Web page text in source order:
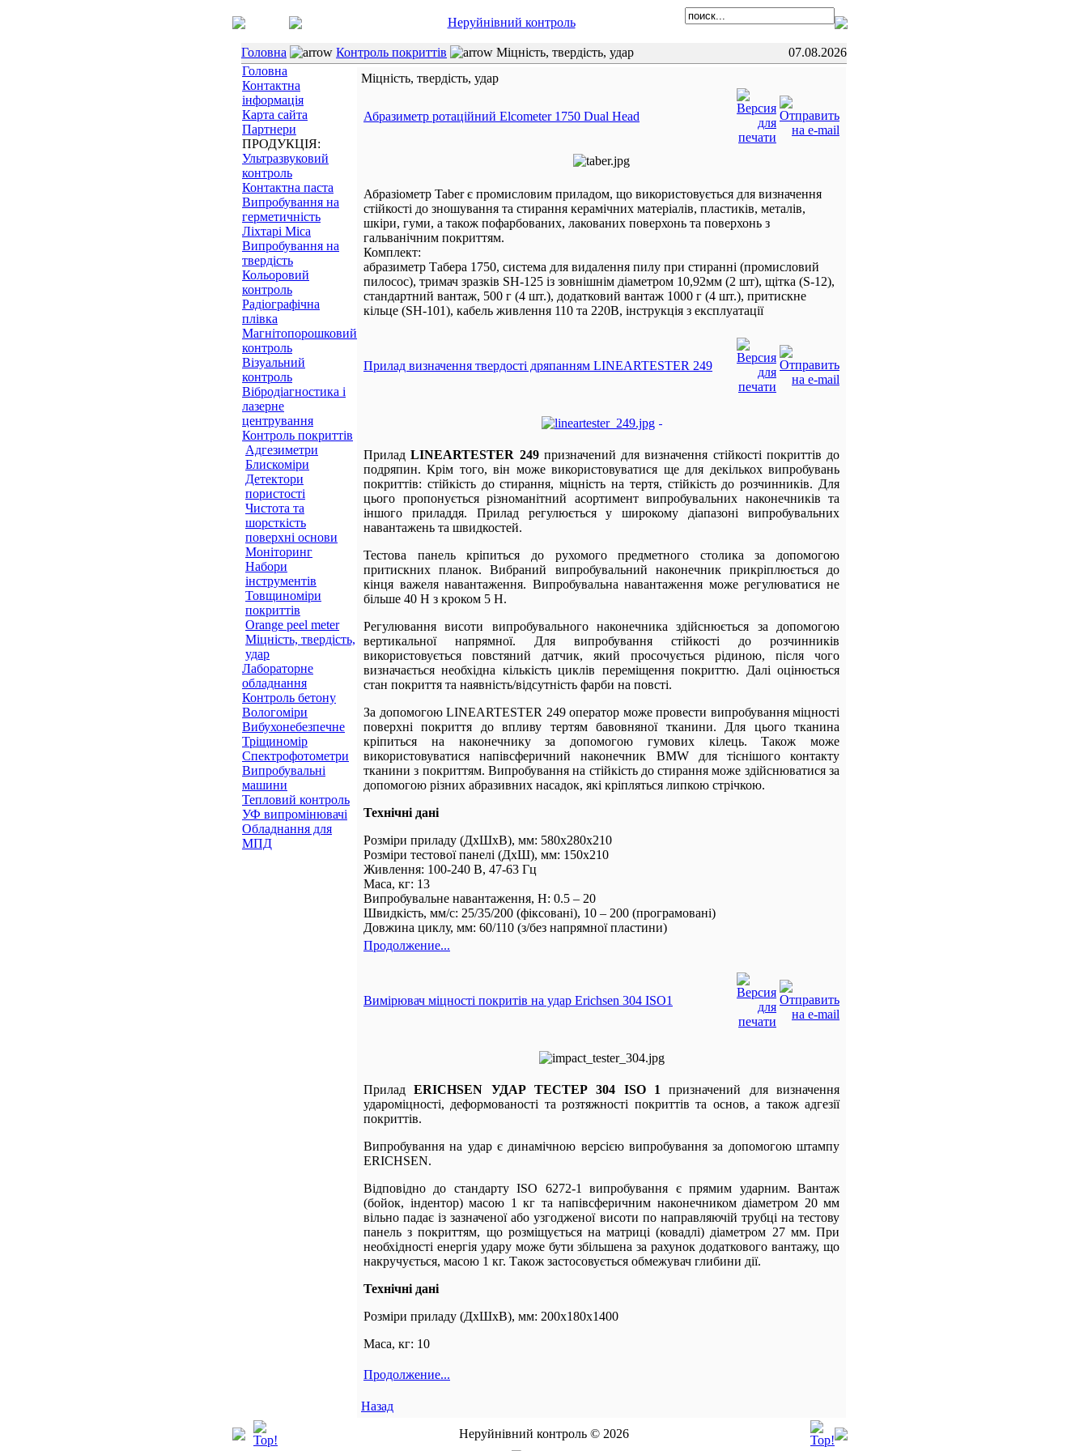
Неруйнівний контроль
Головна Контроль покриттів Міцність, твердість, удар
07.08.2026
Головна
Контактна
інформація
Карта сайта
Партнери
ПРОДУКЦІЯ:
Ультразвуковий
контроль
Контактна паста
Випробування на
герметичність
Ліхтарі Mica
Випробування на
твердість
Кольоровий
контроль
Радіографічна
плівка
Магнітопорошковий
контроль
Візуальний
контроль
Вібродіагностика і
лазерне
центрування
Контроль покриттів
Адгезиметри
Блискоміри
Детектори
пористості
Чистота та
шорсткість
поверхні основи
Моніторинг
Набори
інструментів
Товщиноміри
покриттів
Orange peel meter
Міцність, твердість,
удар
Лабораторне
обладнання
Контроль бетону
Вологоміри
Вибухонебезпечне
Тріщиномір
Спектрофотометри
Випробувальні
машини
Тепловий контроль
УФ випромінювачі
Обладнання для
МПД
Міцність, твердість, удар
Абразиметр ротаційний Elcometer 1750 Dual Head
Абразіометр Taber є промисловим приладом, що використовується для визначення
стійкості до зношування та стирання керамічних матеріалів, пластиків, металів,
шкіри, гуми, а також пофарбованих, лакованих поверхонь та поверхонь з
гальванічним покриттям.
Комплект:
абразиметр Табера 1750, система для видалення пилу при стиранні (промисловий
пилосос), тримач зразків SH-125 із зовнішнім діаметром 10,92мм (2 шт), щітка (S-12),
стандартний вантаж, 500 г (4 шт.), додатковий вантаж 1000 г (4 шт.), притискне
кільце (SH-101), кабель живлення 110 та 220В, інструкція з експлуатації
Прилад визначення твердості дряпанням LINEARTESTER 249
ПриладLINEARTESTER 249призначений для визначення стійкості покриттів до
подряпин. Крім того, він може використовуватися ще для декількох випробувань
покриттів: стійкість до стирання, міцність на тертя, стійкість до розчинників. Для
цього пропонується різноманітний асортимент випробувальних наконечників та
іншого приладдя. Прилад регулюється у широкому діапазоні випробувальних
навантажень та швидкостей.
Тестова панель кріпиться до рухомого предметного столика за допомогою
притискних планок. Вибраний випробувальний наконечник прикріплюється до
кінця важеля навантаження. Випробувальна навантаження може регулюватися не
більше 40 Н з кроком 5 Н.
Регулювання висоти випробувального наконечника здійснюється за допомогою
вертикальної напрямної. Для випробування стійкості до розчинників
використовується повстяний датчик, який просочується рідиною, після чого
визначається необхідна кількість циклів переміщення покриттю. Далі оцінюється
стан покриття та наявність/відсутність фарби на повсті.
За допомогою LINEARTESTER 249 оператор може провести випробування міцності
поверхні покриття до впливу тертям бавовняної тканини. Для цього тканина
кріпиться на наконечнику за допомогою гумових кілець. Також може
використовуватися напівсферичний наконечник BMW для тіснішого контакту
тканини з покриттям. Випробування на стійкість до стирання може здійснюватися за
допомогою різних абразивних насадок, які кріпляться липкою стрічкою.
Технічні дані
Розміри приладу (ДхШхВ), мм: 580х280х210
Розміри тестової панелі (ДхШ), мм: 150х210
Живлення: 100-240 В, 47-63 Гц
Маса, кг: 13
Випробувальне навантаження, Н: 0.5 – 20
Швидкість, мм/с: 25/35/200 (фіксовані), 10 – 200 (програмовані)
Довжина циклу, мм: 60/110 (з/без напрямної пластини)
Продолжение...
Вимірювач міцності покритів на удар Erichsen 304 ISO1
ПриладERICHSEN УДАР ТЕСТЕР 304 ISO 1
призначений для визначення
удароміцності, деформованості та розтяжності покриттів та основ, а також адгезії
покриттів.
Випробування на удар є динамічною версією випробування за допомогою штампу
ERICHSEN.
Відповідно до стандарту ISO 6272-1 випробування є прямим ударним. Вантаж
(бойок, індентор) масою 1 кг та напівсферичним наконечником діаметром 20 мм
вільно падає із зазначеної або узгодженої висоти по направляючій трубці на тестову
панель з покриттям, що розміщується на матриці (ковадлі) діаметром 27 мм. При
необхідності енергія удару може бути збільшена за рахунок додаткового вантажу, що
накручується, масою 1 кг. Також застосовується обмежувач глибини дії.
Технічні дані
Розміри приладу (ДхШхВ), мм: 200х180х1400
Маса, кг: 10
Продолжение...
Назад
Неруйнівний контроль © 2026